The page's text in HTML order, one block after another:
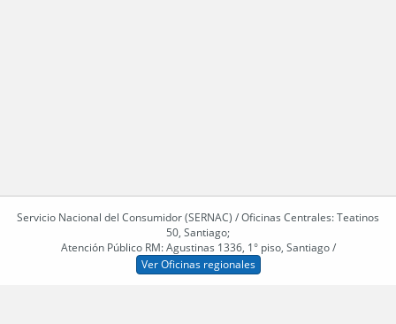
Servicio Nacional del Consumidor (SERNAC) / Oficinas Centrales: Teatinos
50, Santiago;
Atención Público RM: Agustinas 1336, 1° piso, Santiago /
Ver Oficinas regionales